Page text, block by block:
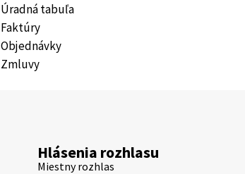
Úradná tabuľa
Faktúry
Objednávky
Zmluvy
Hlásenia rozhlasu
Miestny rozhlas